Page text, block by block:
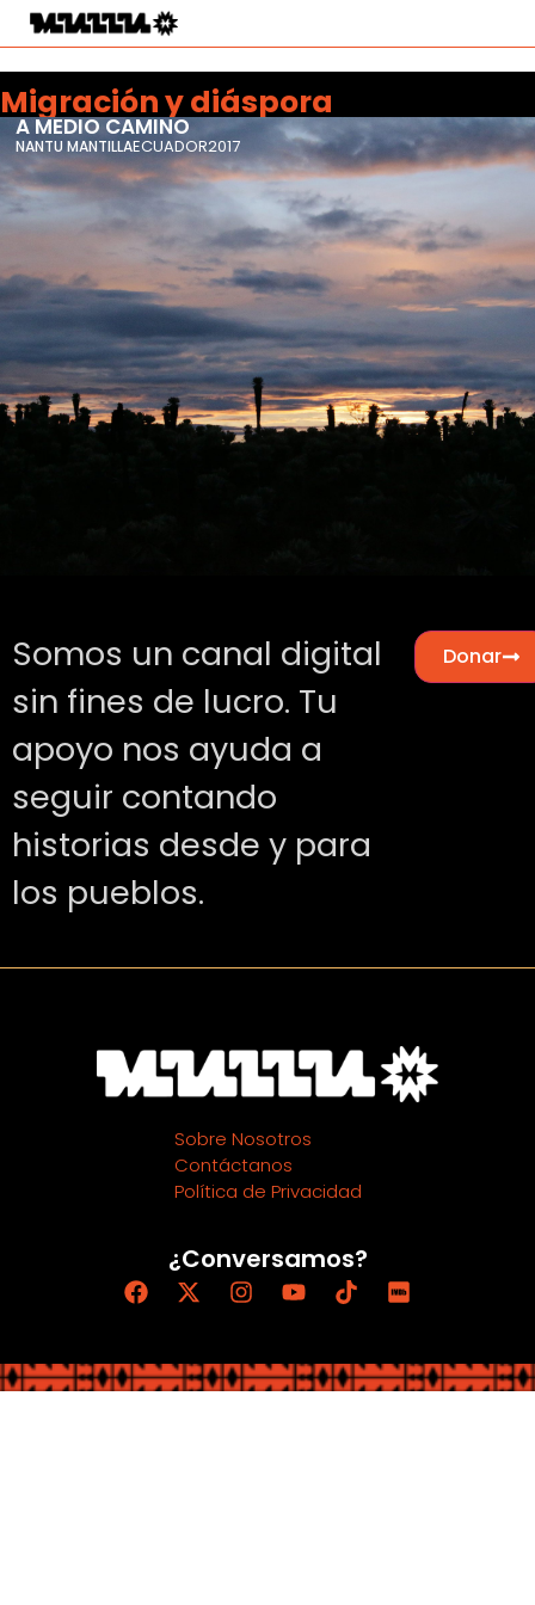
Migración y diáspora
A MEDIO CAMINO
NANTU MANTILLAECUADOR2017
Somos un canal digital
sin fines de lucro. Tu
apoyo nos ayuda a
seguir contando
historias desde y para
los pueblos.
Donar
Sobre Nosotros
Contáctanos
Política de Privacidad
¿Conversamos?